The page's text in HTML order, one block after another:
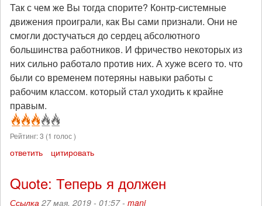
Так с чем же Вы тогда спорите? Контр-системные
движения проиграли, как Вы сами признали. Они не
смогли достучаться до сердец абсолютного
большинства работников. И фричество некоторых из
них сильно работало против них. А хуже всего то. что
были со временем потеряны навыки работы с
рабочим классом. который стал уходить к крайне
правым.
Рейтинг:3 (1 голос )
ответить цитировать
Quote: Теперь я должен
Ссылка 27 мая, 2019 - 01:57 - mani